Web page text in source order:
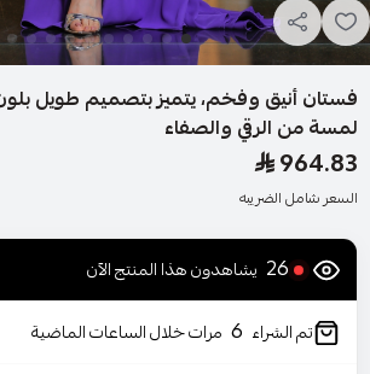
فستان أنيق وفخم، يتميز بتصميم طويل
لمسة من الرقي والصفاء
964.83
السعر شامل الضريبه
26 يشاهدون هذا المنتج الآن
تم الشراء 6 مرات خلال الساعات الماضية